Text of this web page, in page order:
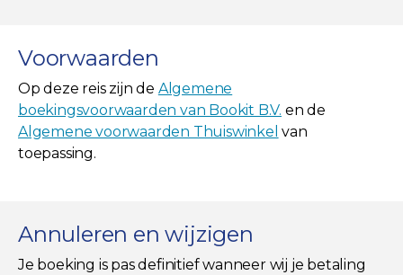
Voorwaarden
Op deze reis zijn de Algemene
boekingsvoorwaarden van Bookit B.V. en de
Algemene voorwaarden Thuiswinkel van
toepassing.
Annuleren en wijzigen
Je boeking is pas definitief wanneer wij je betaling